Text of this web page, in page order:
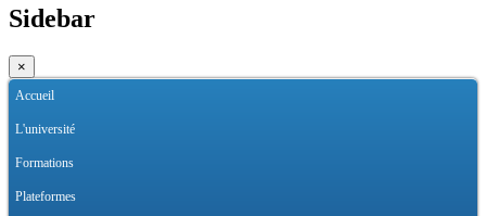
Sidebar
×
Accueil
L'université
Formations
Plateformes